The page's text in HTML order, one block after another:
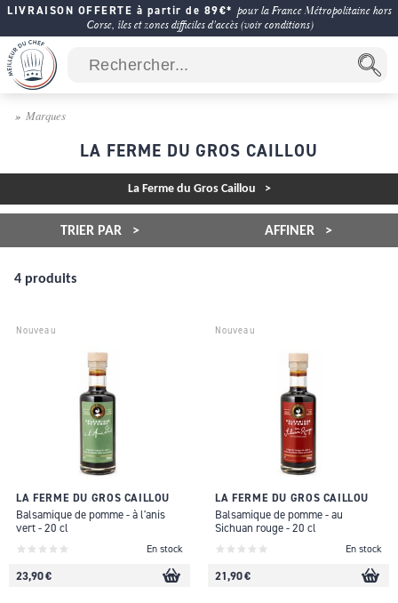
LIVRAISON OFFERTE à partir de 89€* pour la France Métropolitaine hors
Corse, îles et zones difficiles d'accès (voir conditions)
Marques
LA FERME DU GROS CAILLOU
La Ferme du Gros Caillou
TRIER PAR AFFINER
4 produits
Nouveau
LA FERME DU GROS CAILLOU
Balsamique de pomme - à l'anis
vert - 20 cl
En stock
23,90 €
Nouveau
LA FERME DU GROS CAILLOU
Balsamique de pomme - au
Sichuan rouge - 20 cl
En stock
21,90 €